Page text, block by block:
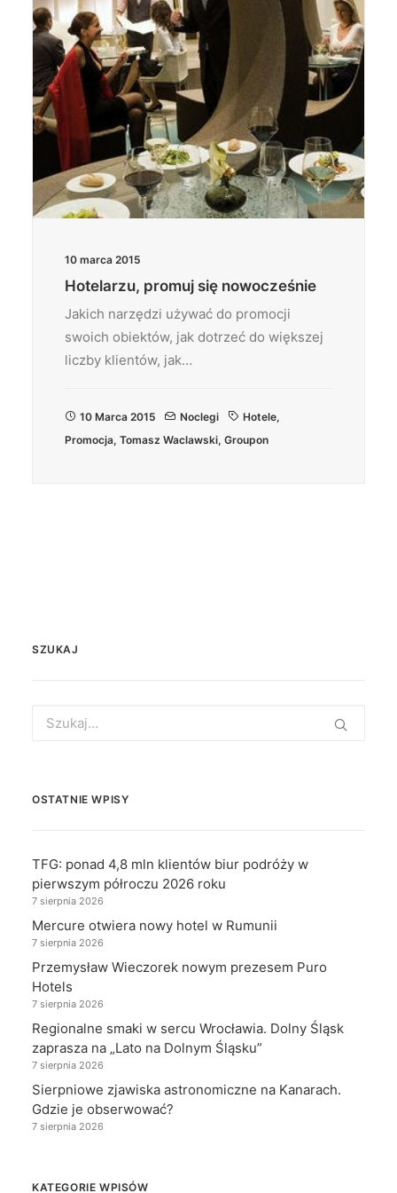
10 marca 2015
Hotelarzu, promuj się nowocześnie
Jakich narzędzi używać do promocji
swoich obiektów, jak dotrzeć do większej
liczby klientów, jak…
10 Marca 2015 Noclegi Hotele,
Promocja, Tomasz Waclawski, Groupon
SZUKAJ
for:
OSTATNIE WPISY
TFG: ponad 4,8 mln klientów biur podróży w
pierwszym półroczu 2026 roku
7 sierpnia 2026
Mercure otwiera nowy hotel w Rumunii
7 sierpnia 2026
Przemysław Wieczorek nowym prezesem Puro
Hotels
7 sierpnia 2026
Regionalne smaki w sercu Wrocławia. Dolny Śląsk
zaprasza na „Lato na Dolnym Śląsku”
7 sierpnia 2026
Sierpniowe zjawiska astronomiczne na Kanarach.
Gdzie je obserwować?
7 sierpnia 2026
KATEGORIE WPISÓW